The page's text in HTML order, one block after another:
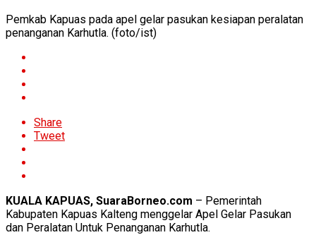
Pemkab Kapuas pada apel gelar pasukan kesiapan peralatan
penanganan Karhutla. (foto/ist)
Share
Tweet
KUALA KAPUAS, SuaraBorneo.com – Pemerintah
Kabupaten Kapuas Kalteng menggelar Apel Gelar Pasukan
dan Peralatan Untuk Penanganan Karhutla.